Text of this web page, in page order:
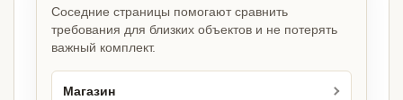
Соседние страницы помогают сравнить
требования для близких объектов и не потерять
важный комплект.
Магазин